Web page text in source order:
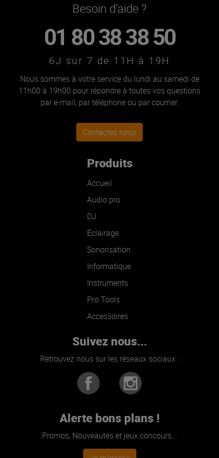
Besoin d'aide ?
01 80 38 38 50
6J sur 7 de 11H à 19H
Nous sommes à votre service du lundi au samedi de
11h00 à 19h00 pour répondre à toutes vos questions
par e-mail, par téléphone ou par courrier.
Contactez nous
Produits
Accueil
Audio pro
DJ
Éclairage
Sonorisation
Informatique
Instruments
Pro Tools
Accessoires
Suivez nous...
Retrouvez nous sur les réseaux sociaux :
Alerte bons plans !
Promos, Nouveautés et jeux concours...